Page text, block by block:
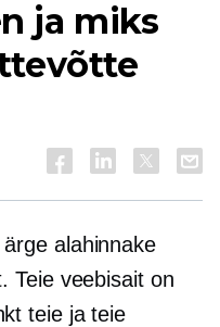
ja miks
alahinnake
Teie veebisait on
teie ja teie